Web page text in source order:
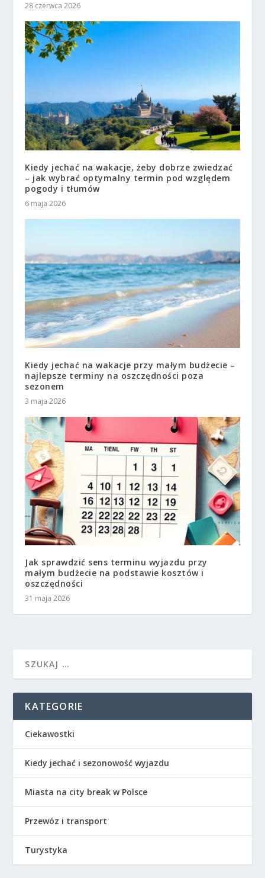
28 czerwca 2026
Kiedy jechać na wakacje, żeby dobrze zwiedzać
– jak wybrać optymalny termin pod względem
pogody i tłumów
6 maja 2026
Kiedy jechać na wakacje przy małym budżecie –
najlepsze terminy na oszczędności poza
sezonem
3 maja 2026
Jak sprawdzić sens terminu wyjazdu przy
małym budżecie na podstawie kosztów i
oszczędności
31 maja 2026
KATEGORIE
Ciekawostki
Kiedy jechać i sezonowość wyjazdu
Miasta na city break w Polsce
Przewóz i transport
Turystyka